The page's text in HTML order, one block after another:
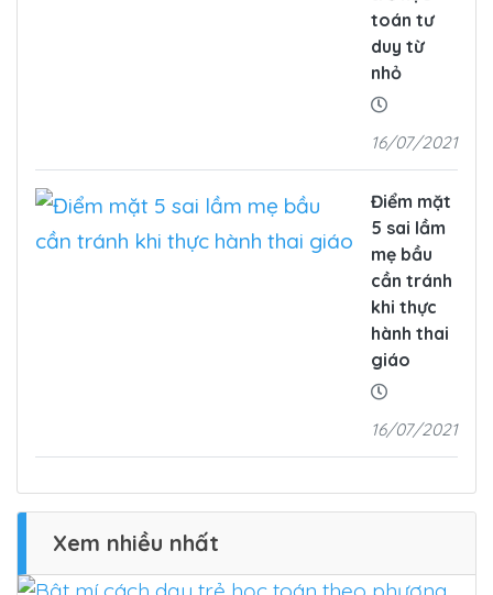
toán tư
duy từ
nhỏ
16/07/2021
Điểm mặt
5 sai lầm
mẹ bầu
cần tránh
khi thực
hành thai
giáo
16/07/2021
Xem nhiều nhất